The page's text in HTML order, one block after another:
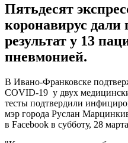
Пятьдесят
коронавирус
результат у 13
пневмонией.
В Ивано-Франковске
COVID-19 у двух
тесты подтвердили
мэр города Руслан
в Facebook в субботу, 28